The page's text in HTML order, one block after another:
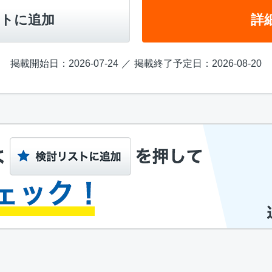
に追加 詳
掲載開始日：2026-07-24 掲載終了予定日：2026-08-20